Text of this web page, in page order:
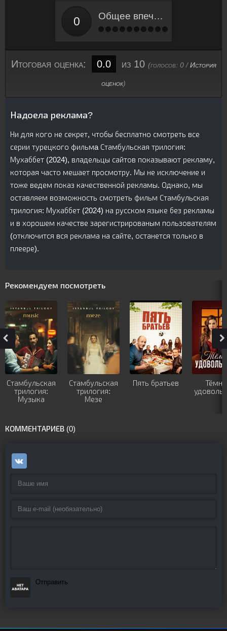
Общее впечатление
Итоговая оценка: 0.0 из 10 (голосов: 0/История
оценок)
Надоела реклама?
Ни для кого не секрет, чтобы бесплатно смотреть все
серии турецкого фильмa Стамбульская трилогия:
Мухаббет (2024), владельцы сайтов показывают рекламу,
которая часто мешает просмотру. Мы не исключение и
тоже ведем показ качественной рекламы. Однако, мы
оставляем возможность смотреть фильм Стамбульская
трилогия: Мухаббет (2024) на русском языке без рекламы
и в хорошем качестве зарегистрированым пользователям
(отключится вся реклама на сайте, останется только в
плеере).
Рекомендуем посмотреть
Стамбульская
трилогия:
Музыка
Стамбульская
трилогия:
Мезе
Пять братьев
КОММЕНТАРИЕВ (0)
Отправить